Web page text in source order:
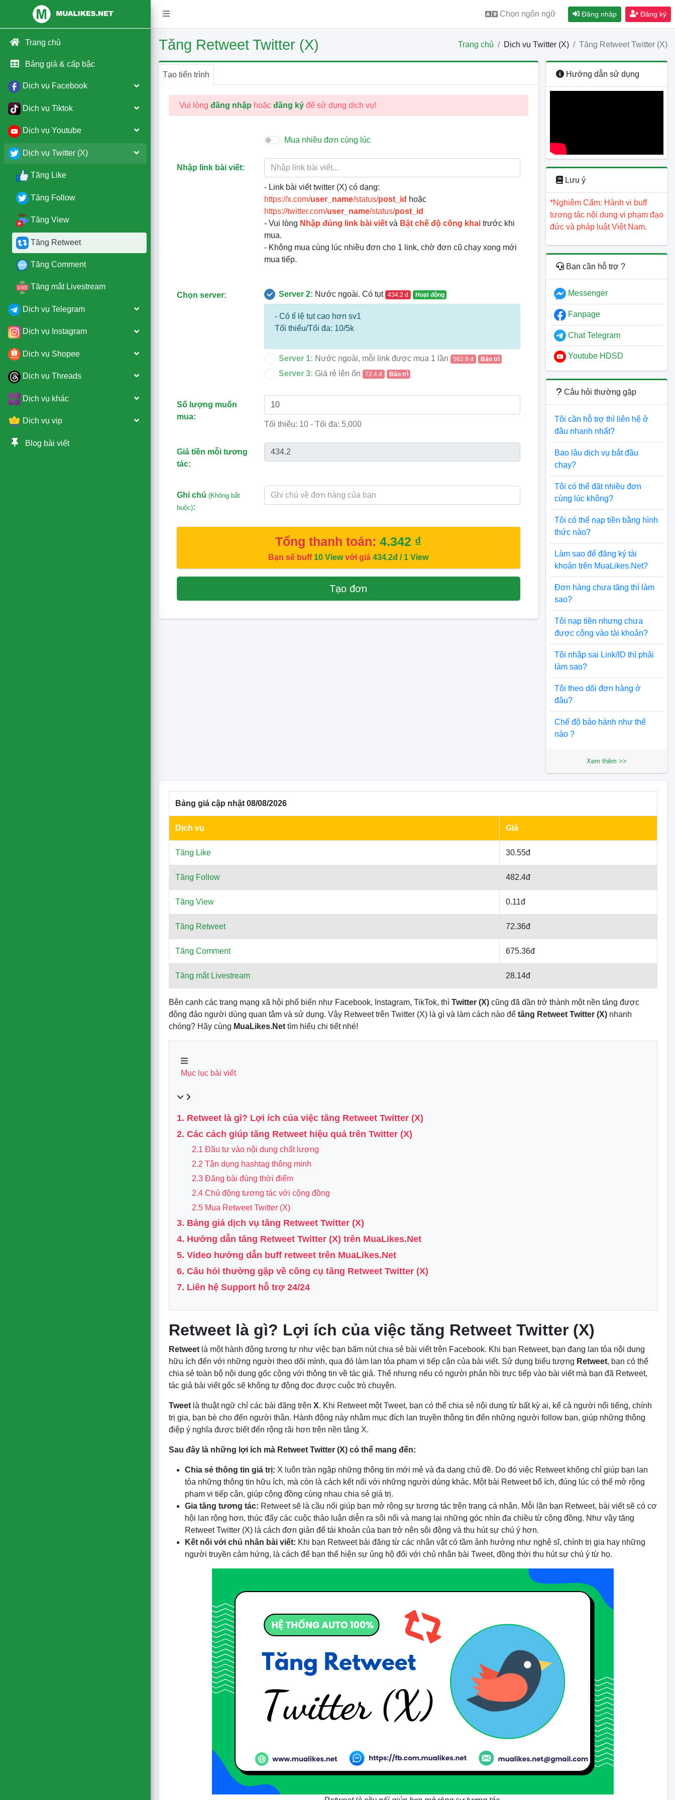
Chọn ngôn ngữ Đăng nhập Đăng ký
Trang chủ
Bảng giá & cấp bậc
Dịch vụ Facebook
Dịch vụ Tiktok
Dịch vụ Youtube
Dịch vụ Twitter (X)
Tăng Like
Tăng Follow
Tăng View
Tăng Retweet
Tăng Comment
Tăng mắt Livestream
Dịch vụ Telegram
Dịch vụ Instagram
Dịch vụ Shopee
Dịch vụ Threads
Dịch vụ khác
Dịch vụ vip
Blog bài viết
Tăng Retweet Twitter (X) Trang chủ Dịch vụ Twitter (X) Tăng Retweet Twitter (X)
Tạo tiến trình
Vui lòng đăng nhập hoặc đăng kýđể sử dụng dịch vụ!
Mua nhiều đơn cùng lúc
Nhập link bài viết:
- Link bài viết twitter (X) có dạng:
https://x.com/user_name/status/post_id hoặc
https://twitter.com/user_name/status/post_id
- Vui lòng Nhập đúng link bài viết và Bật chế độ công khai trước khi
mua.
- Không mua cùng lúc nhiều đơn cho 1 link, chờ đơn cũ chạy xong mới
mua tiếp.
Chọn server: Server 2: Nước ngoài. Có tụt 434.2 đ Hoạt động
- Có tỉ lệ tụt cao hơn sv1
Tối thiểu/Tối đa: 10/5k
Server 1: Nước ngoài, mỗi link được mua 1 lần 562.8 đ Bảo trì
Server 3: Giá rẻ lên ổn 72.4 đ Bảo trì
Số lượng muốn
mua:
Tối thiểu: 10 - Tối đa: 5,000
Giá tiền mỗi tương
tác:
Ghi chú (Không bắt
buộc):
Tổng thanh toán: 4.342 ₫
Bạn sẽ buff 10 Viewvới giá 434.2đ / 1 View
Tạo đơn
Hướng dẫn sử dụng
Lưu ý
*Nghiêm Cấm: Hành vi buff
tương tác nội dung vi phạm đạo
đức và pháp luật Việt Nam.
Bạn cần hỗ trợ ?
Messenger
Fanpage
Chat Telegram
Youtube HDSD
Câu hỏi thường gặp
Tôi cần hỗ trợ thì liên hệ ở
đâu nhanh nhất?
Bao lâu dịch vụ bắt đầu
chạy?
Tôi có thể đặt nhiều đơn
cùng lúc không?
Tôi có thể nạp tiền bằng hình
thức nào?
Làm sao để đăng ký tài
khoản trên MuaLikes.Net?
Đơn hàng chưa tăng thì làm
sao?
Tôi nạp tiền nhưng chưa
được cộng vào tài khoản?
Tội nhập sai Link/ID thì phải
làm sao?
Tôi theo dõi đơn hàng ở
đâu?
Chế độ bảo hành như thế
nào ?
Xem thêm >>
Bảng giá cập nhật 08/08/2026
Dịch vụ Giá
Tăng Like 30.55đ
Tăng Follow 482.4đ
Tăng View 0.11đ
Tăng Retweet 72.36đ
Tăng Comment 675.36đ
Tăng mắt Livestream 28.14đ
Bên cạnh các trang mạng xã hội phổ biến như Facebook, Instagram, TikTok, thì Twitter (X) cũng đã dần trở thành một nền tảng được
đông đảo người dùng quan tâm và sử dụng. Vậy Retweet trên Twitter (X) là gì và làm cách nào đểtăng Retweet Twitter (X) nhanh
chóng? Hãy cùng MuaLikes.Nettìm hiểu chi tiết nhé!
Mục lục bài viết
1. Retweet là gì? Lợi ích của việc tăng Retweet Twitter (X)
2. Các cách giúp tăng Retweet hiệu quả trên Twitter (X)
2.1 Đầu tư vào nội dung chất lượng
2.2 Tận dụng hashtag thông minh
2.3 Đăng bài đúng thời điểm
2.4 Chủ động tương tác với cộng đồng
2.5 Mua Retweet Twitter (X)
3. Bảng giá dịch vụ tăng Retweet Twitter (X)
4. Hướng dẫn tăng Retweet Twitter (X) trên MuaLikes.Net
5. Video hướng dẫn buff retweet trên MuaLikes.Net
6. Câu hỏi thường gặp về công cụ tăng Retweet Twitter (X)
7. Liên hệ Support hỗ trợ 24/24
Retweet là gì? Lợi ích của việc tăng Retweet Twitter (X)
Retweetlà một hành động tương tự như việc bạn bấm nút chia sẻ bài viết trên Facebook. Khi bạn Retweet, bạn đang lan tỏa nội dung
hữu ích đến với những người theo dõi mình, qua đó làm lan tỏa phạm vi tiếp cận của bài viết. Sử dụng biểu tượng Retweet, bạn có thể
chia sẻ toàn bộ nội dung gốc cộng với thông tin về tác giả. Thế nhưng nếu có người phản hồi trực tiếp vào bài viết mà bạn đã Retweet,
tác giả bài viết gốc sẽ không tự động đọc được cuộc trò chuyện.
Tweetlà thuật ngữ chỉ các bài đăng trên X. Khi Retweet một Tweet, bạn có thể chia sẻ nội dung từ bất kỳ ai, kể cả người nổi tiếng, chính
trị gia, bạn bè cho đến người thân. Hành động này nhằm mục đích lan truyền thông tin đến những người follow bạn, giúp những thông
điệp ý nghĩa được biết đến rộng rãi hơn trên nền tảng X.
Sau đây là những lợi ích mà Retweet Twitter (X) có thể mang đến:
Chia sẻ thông tin giá trị: X luôn tràn ngập những thông tin mới mẻ và đa dạng chủ đề. Do đó việc Retweet không chỉ giúp bạn lan
tỏa những thông tin hữu ích, mà còn là cách kết nối với những người dùng khác. Một bài Retweet bổ ích, đúng lúc có thể mở rộng
phạm vi tiếp cận, giúp cộng đồng cùng nhau chia sẻ giá trị.
Gia tăng tương tác: Retweet sẽ là cầu nối giúp bạn mở rộng sự tương tác trên trang cá nhân. Mỗi lần bạn Retweet, bài viết sẽ có cơ
hội lan rộng hơn, thúc đẩy các cuộc thảo luận diễn ra sôi nổi và mang lại những góc nhìn đa chiều từ cộng đồng. Như vậy tăng
Retweet Twitter (X) là cách đơn giản để tài khoản của bạn trở nên sôi động và thu hút sự chú ý hơn.
Kết nối với chủ nhân bài viết: Khi bạn Retweet bài đăng từ các nhân vật có tầm ảnh hưởng như nghệ sĩ, chính trị gia hay những
người truyền cảm hứng, là cách để bạn thể hiện sự ủng hộ đối với chủ nhân bài Tweet, đồng thời thu hút sự chú ý từ họ.